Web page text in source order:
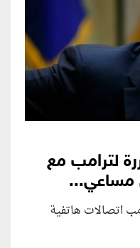
لترامب مع
مساعي...
اتصالات هاتفية